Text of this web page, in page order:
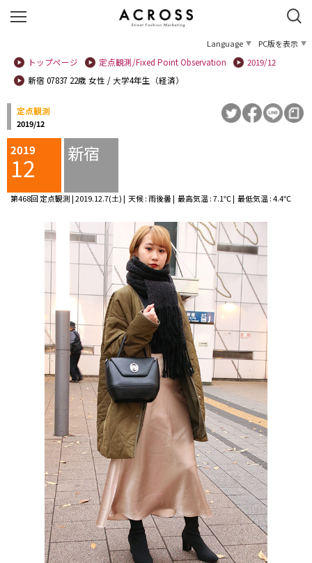
Language
PC版を表示
トップページ
定点観測/Fixed Point Observation
2019/12
新宿 07837 22歳 女性 / 大学4年生（経済）
定点観測
2019/12
2019
12 新宿
第468回 定点観測 | 2019.12.7(土) | 天候 : 雨後曇 | 最高気温 : 7.1℃ | 最低気温 : 4.4℃